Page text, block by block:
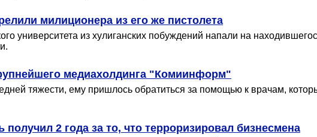
милиционера из его же пистолета
университета из хулиганских побуждений напали на
медиахолдинга "Комиинформ"
тяжести, ему пришлось обратиться за помощью к врачам,
2 года за то, что терроризировал бизнесмена